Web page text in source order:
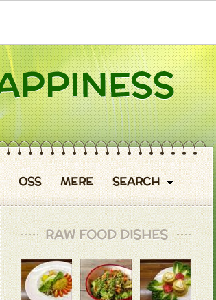
OSS MERE SEARCH
RAW FOOD DISHES